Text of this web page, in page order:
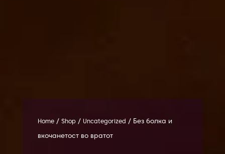
Home/ Shop/ Uncategorized / Без болка и
вкочанетост во вратот